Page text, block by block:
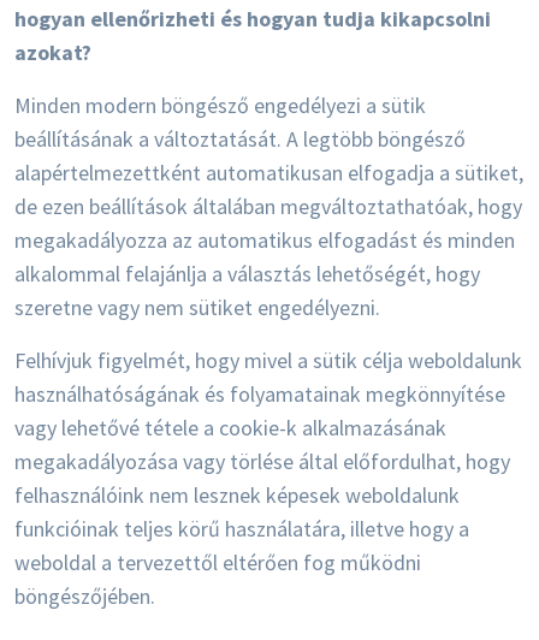
hogyan ellenőrizheti és hogyan tudja kikapcsolni
azokat?
Minden modern böngésző engedélyezi a sütik
beállításának a változtatását. A legtöbb böngésző
alapértelmezettként automatikusan elfogadja a sütiket,
de ezen beállítások általában megváltoztathatóak, hogy
megakadályozza az automatikus elfogadást és minden
alkalommal felajánlja a választás lehetőségét, hogy
szeretne vagy nem sütiket engedélyezni.
Felhívjuk figyelmét, hogy mivel a sütik célja weboldalunk
használhatóságának és folyamatainak megkönnyítése
vagy lehetővé tétele a cookie-k alkalmazásának
megakadályozása vagy törlése által előfordulhat, hogy
felhasználóink nem lesznek képesek weboldalunk
funkcióinak teljes körű használatára, illetve hogy a
weboldal a tervezettől eltérően fog működni
böngészőjében.